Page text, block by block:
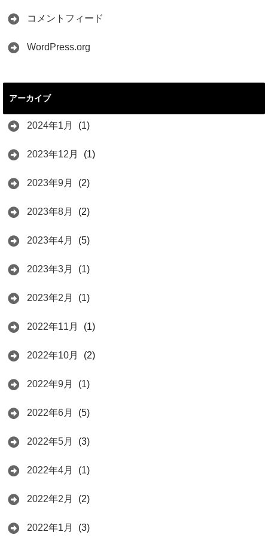
コメントフィード
WordPress.org
アーカイブ
2024年1月 (1)
2023年12月 (1)
2023年9月 (2)
2023年8月 (2)
2023年4月 (5)
2023年3月 (1)
2023年2月 (1)
2022年11月 (1)
2022年10月 (2)
2022年9月 (1)
2022年6月 (5)
2022年5月 (3)
2022年4月 (1)
2022年2月 (2)
2022年1月 (3)